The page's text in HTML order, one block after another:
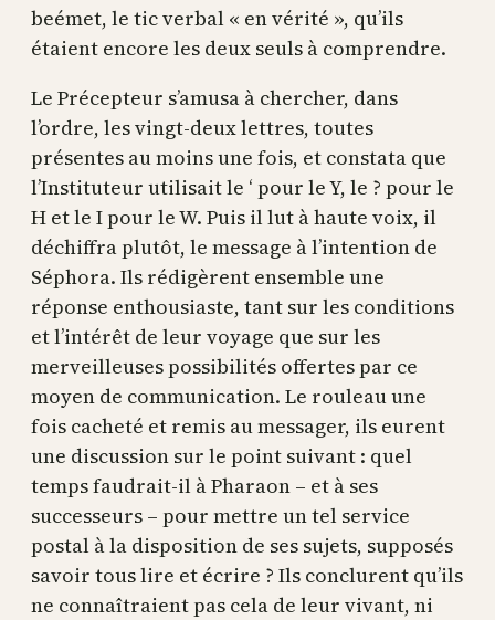
beémet, le tic verbal « en vérité », qu’ils
étaient encore les deux seuls à comprendre.
Le Précepteur s’amusa à chercher, dans
l’ordre, les vingt-deux lettres, toutes
présentes au moins une fois, et constata que
l’Instituteur utilisait le ‘ pour le Y, le ? pour le
H et le I pour le W. Puis il lut à haute voix, il
déchiffra plutôt, le message à l’intention de
Séphora. Ils rédigèrent ensemble une
réponse enthousiaste, tant sur les conditions
et l’intérêt de leur voyage que sur les
merveilleuses possibilités offertes par ce
moyen de communication. Le rouleau une
fois cacheté et remis au messager, ils eurent
une discussion sur le point suivant : quel
temps faudrait-il à Pharaon – et à ses
successeurs – pour mettre un tel service
postal à la disposition de ses sujets, supposés
savoir tous lire et écrire ? Ils conclurent qu’ils
ne connaîtraient pas cela de leur vivant, ni